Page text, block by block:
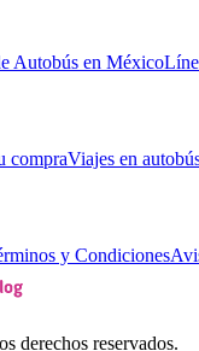
Autobús en México
compraViajes en
y Condiciones
derechos reservados.